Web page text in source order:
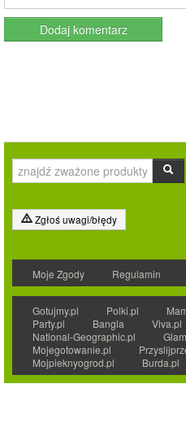
Zgłoś uwagi/błędy
Moje Zgody Regulamin
Gotujmy.pl Polki.pl
Party.pl
Bangla Viva.pl
National-Geographic.pl
Mojegotowanie.pl
Mojpieknyogrod.pl
Burda.pl